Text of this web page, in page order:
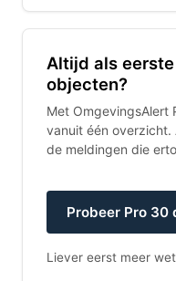
Altijd als
objecten?
Met OmgevingsAlert
vanuit één
de meldingen die
Probeer Pro 30
Liever eerst meer